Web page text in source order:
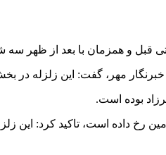
خبرنگار مهر، گفت: این زلزله در
کرد: این زلزله در شمال شهمیرزاد و در